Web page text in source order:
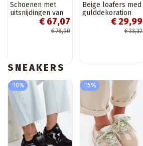
Schoenen met
uitsnijdingen van
faux suede in
zandkleur Flaria
€ 67,07
€ 78,90
Beige loafers med
gulddekoration
€ 29,99
€ 33,32
SNEAKERS
-10% -15%